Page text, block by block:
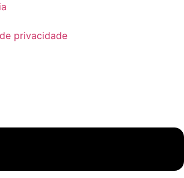
privacidade